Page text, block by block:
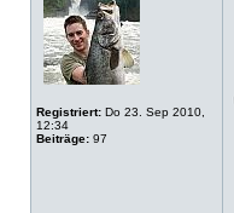
Registriert: Do 23. Sep 2010,
12:34
Beiträge: 97